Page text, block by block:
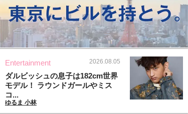
Entertainment 2026.08.05
ダルビッシュの息子は182cm世界
モデル！ ラウンドガールやミス
コ...
ゆるま 小林